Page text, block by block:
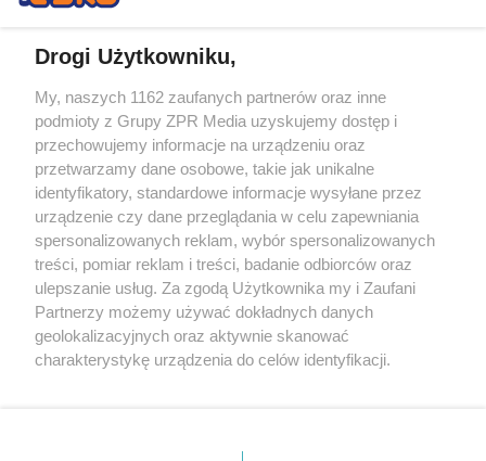
Żaden utwór zamieszczony w serwisie nie może być powielany i
rozpowszechniany lub dalej rozpowszechniany w jakikolwiek sposób (w
tym także elektroniczny lub mechaniczny) na jakimkolwiek polu
eksploatacji w jakiejkolwiek formie, włącznie z umieszczaniem w
Internecie bez pisemnej zgody właściciela praw. Jakiekolwiek użycie lub
wykorzystanie utworów w całości lub w części z naruszeniem prawa,
tzn. bez właściwej zgody, jest zabronione pod groźbą kary i może być
ścigane prawnie.
Drogi Użytkowniku,
My, naszych 1162 zaufanych partnerów oraz inne
podmioty z Grupy ZPR Media uzyskujemy dostęp i
przechowujemy informacje na urządzeniu oraz
przetwarzamy dane osobowe, takie jak unikalne
identyfikatory, standardowe informacje wysyłane przez
urządzenie czy dane przeglądania w celu zapewniania
spersonalizowanych reklam, wybór spersonalizowanych
treści, pomiar reklam i treści, badanie odbiorców oraz
ulepszanie usług. Za zgodą Użytkownika my i Zaufani
Partnerzy możemy używać dokładnych danych
geolokalizacyjnych oraz aktywnie skanować
charakterystykę urządzenia do celów identyfikacji.
zmienić/wycofać klikając przycisk ustawień prywatności